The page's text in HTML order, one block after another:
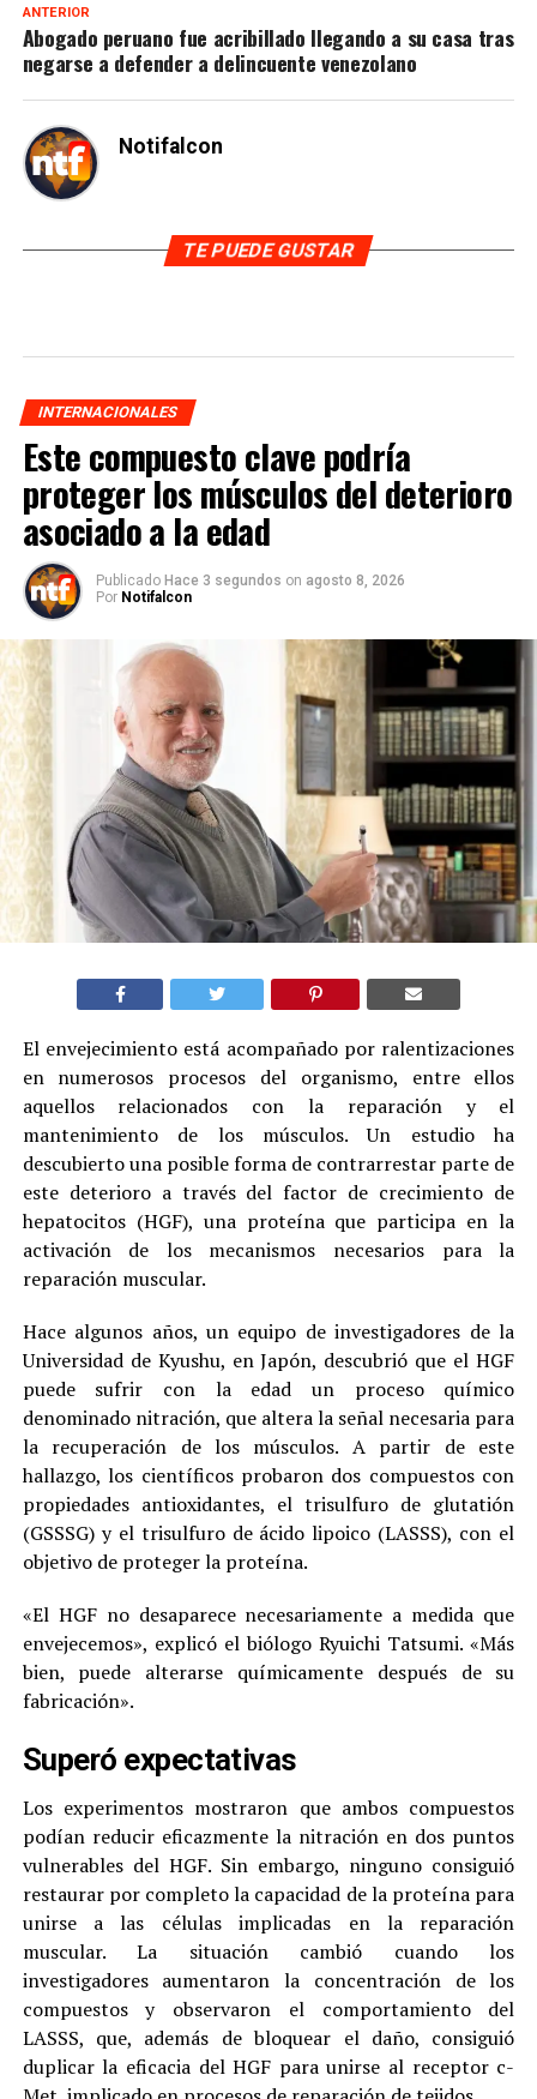
ANTERIOR
Abogado peruano fue acribillado llegando a su casa tras
negarse a defender a delincuente venezolano
Notifalcon
TE PUEDE GUSTAR
INTERNACIONALES
Este compuesto clave podría
proteger los músculos del deterioro
asociado a la edad
Publicado Hace 3 segundos on agosto 8, 2026
Por Notifalcon
El envejecimiento está acompañado por ralentizaciones
en numerosos procesos del organismo, entre ellos
aquellos relacionados con la reparación y el
mantenimiento de los músculos. Un estudio ha
descubierto una posible forma de contrarrestar parte de
este deterioro a través del factor de crecimiento de
hepatocitos (HGF), una proteína que participa en la
activación de los mecanismos necesarios para la
reparación muscular.
Hace algunos años, un equipo de investigadores de la
Universidad de Kyushu, en Japón, descubrió que el HGF
puede sufrir con la edad un proceso químico
denominado nitración, que altera la señal necesaria para
la recuperación de los músculos. A partir de este
hallazgo, los científicos probaron dos compuestos con
propiedades antioxidantes, el trisulfuro de glutatión
(GSSSG) y el trisulfuro de ácido lipoico (LASSS), con el
objetivo de proteger la proteína.
«El HGF no desaparece necesariamente a medida que
envejecemos», explicó el biólogo Ryuichi Tatsumi. «Más
bien, puede alterarse químicamente después de su
fabricación».
Superó expectativas
Los experimentos mostraron que ambos compuestos
podían reducir eficazmente la nitración en dos puntos
vulnerables del HGF. Sin embargo, ninguno consiguió
restaurar por completo la capacidad de la proteína para
unirse a las células implicadas en la reparación
muscular. La situación cambió cuando los
investigadores aumentaron la concentración de los
compuestos y observaron el comportamiento del
LASSS, que, además de bloquear el daño, consiguió
duplicar la eficacia del HGF para unirse al receptor c-